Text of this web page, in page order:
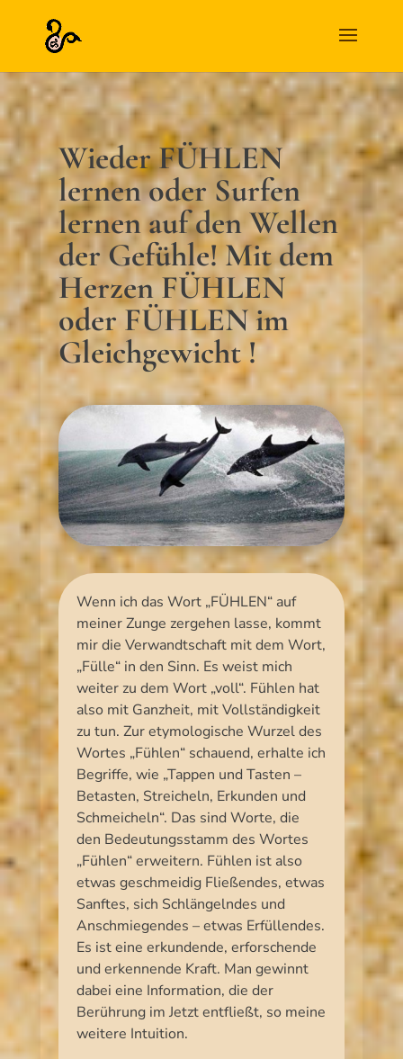
Wieder FÜHLEN
lernen oder Surfen
lernen auf den Wellen
der Gefühle! Mit dem
Herzen FÜHLEN
oder FÜHLEN im
Gleichgewicht !
Wenn ich das Wort „FÜHLEN“ auf
meiner Zunge zergehen lasse, kommt
mir die Verwandtschaft mit dem Wort,
„Fülle“ in den Sinn. Es weist mich
weiter zu dem Wort „voll“. Fühlen hat
also mit Ganzheit, mit Vollständigkeit
zu tun. Zur etymologische Wurzel des
Wortes „Fühlen“ schauend, erhalte ich
Begriffe, wie „Tappen und Tasten –
Betasten, Streicheln, Erkunden und
Schmeicheln“. Das sind Worte, die
den Bedeutungsstamm des Wortes
„Fühlen“ erweitern. Fühlen ist also
etwas geschmeidig Fließendes, etwas
Sanftes, sich Schlängelndes und
Anschmiegendes – etwas Erfüllendes.
Es ist eine erkundende, erforschende
und erkennende Kraft. Man gewinnt
dabei eine Information, die der
Berührung im Jetzt entfließt, so meine
weitere Intuition.